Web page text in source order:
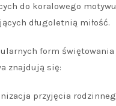
do koralowego
długoletnią miłość.
form
znajdują się:
przyjęcia